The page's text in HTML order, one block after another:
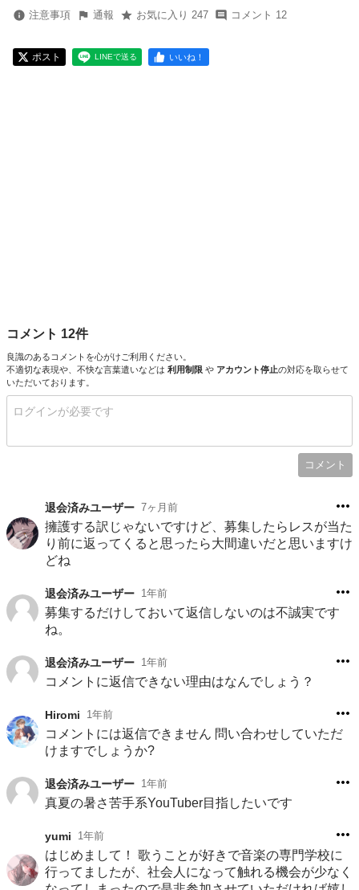
注意事項 通報 お気に入り 247 コメント 12
ポスト LINEで送る いいね！
コメント 12件
良識のあるコメントを心がけご利用ください。
不適切な表現や、不快な言葉遣いなどは 利用制限 や アカウント停止の対応を取らせて
いただいております。
コメント
退会済みユーザー 7ヶ月前
擁護する訳じゃないですけど、募集したらレスが当た
り前に返ってくると思ったら大間違いだと思いますけ
どね
退会済みユーザー 1年前
募集するだけしておいて返信しないのは不誠実です
ね。
退会済みユーザー 1年前
コメントに返信できない理由はなんでしょう？
Hiromi 1年前
コメントには返信できません 問い合わせしていただ
けますでしょうか?
退会済みユーザー 1年前
真夏の暑さ苦手系YouTuber目指したいです
yumi 1年前
はじめまして！ 歌うことが好きで音楽の専門学校に
行ってましたが、社会人になって触れる機会が少なく